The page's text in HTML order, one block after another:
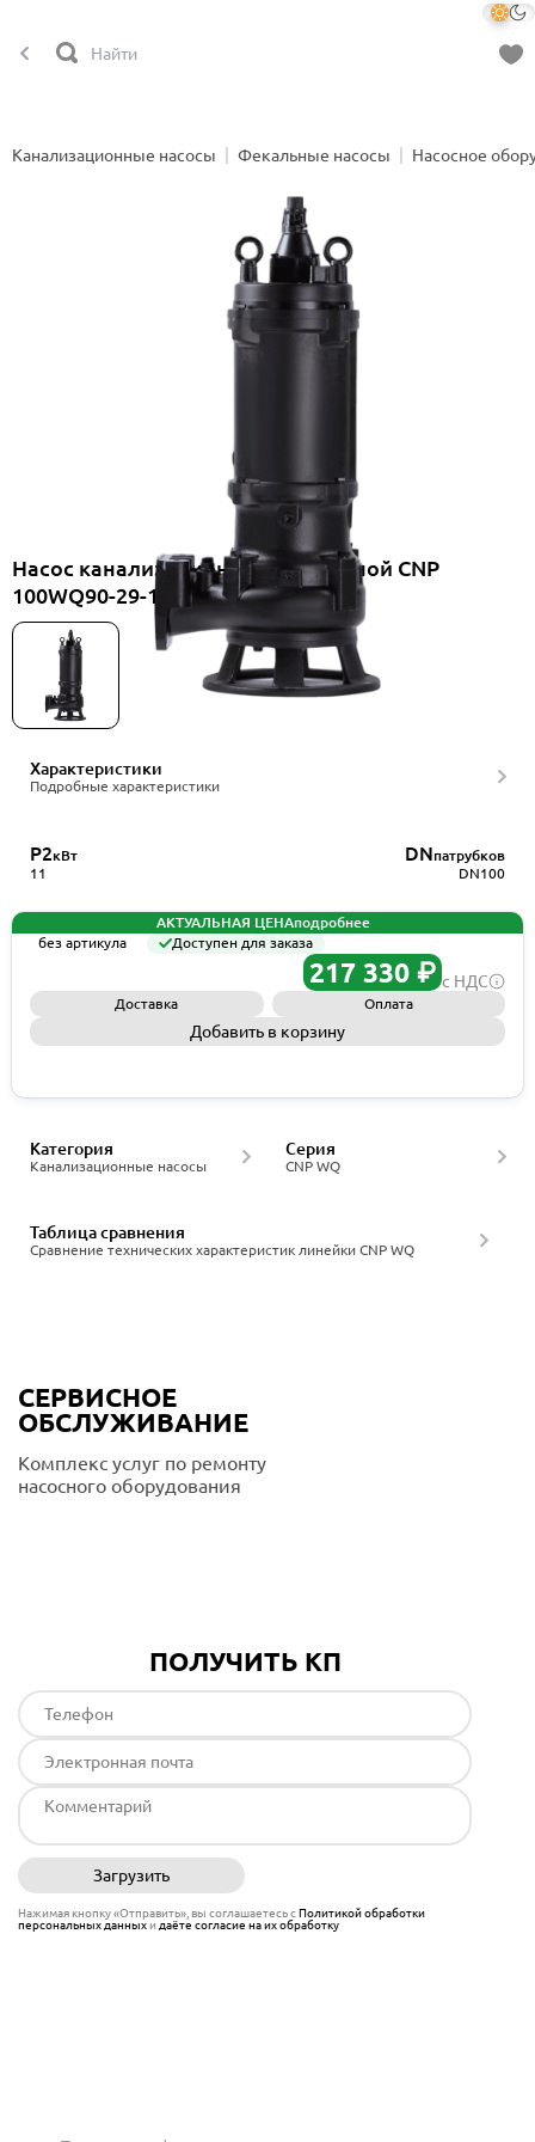
Канализационные насосы Фекальные насосы Насосное
Насос канализационный погружной CNP
100WQ90-29-11ES(II)+HS100WQ
Характеристики
Подробные характеристики
P2кВт
11
DNпатрубков
DN100
АКТУАЛЬНАЯ ЦЕНАподробнее
без артикула
Доступен для заказа
217 330 ₽ с НДС
Доставка Оплата
Добавить в корзину
Канализационные насосы
Категория
CNP WQ
Серия
Сравнение технических характеристик линейки CNP WQ
Таблица сравнения
СЕРВИСНОЕ
ОБСЛУЖИВАНИЕ
Комплекс услуг по ремонту
насосного оборудования
ПОЛУЧИТЬ КП
Загрузить
Нажимая кнопку «Отправить», вы соглашаетесь сПолитикой обработки
персональных данныхи даёте согласие на их обработку